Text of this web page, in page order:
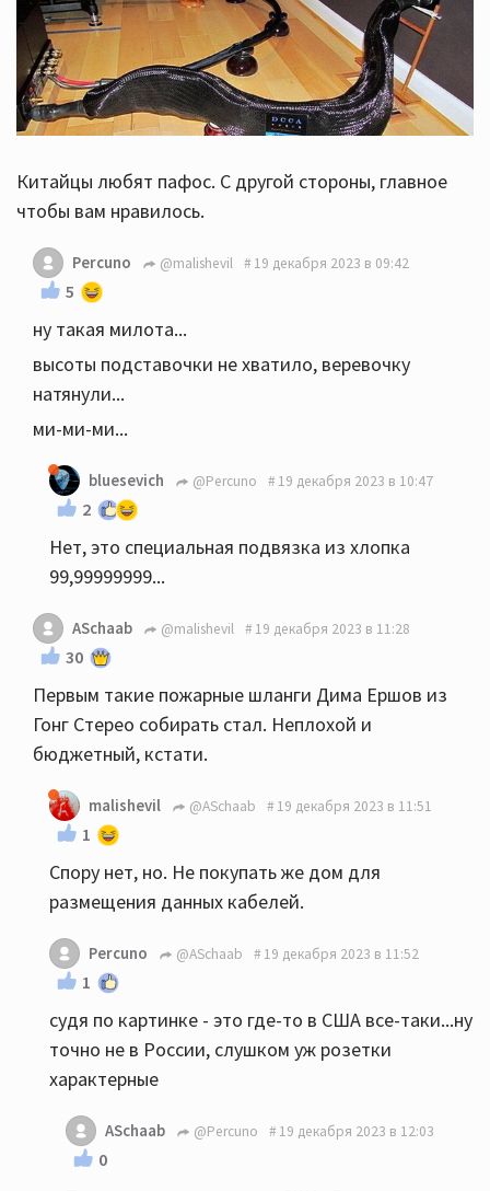
Китайцы любят пафос. С другой стороны, главное
чтобы вам нравилось.
Percuno @malishevil 19 декабря 2023 в 09:42
5
ну такая милота...
высоты подставочки не хватило, веревочку
натянули...
ми-ми-ми...
bluesevich @Percuno 19 декабря 2023 в 10:47
2
Нет, это специальная подвязка из хлопка
99,99999999...
ASchaab @malishevil 19 декабря 2023 в 11:28
30
Первым такие пожарные шланги Дима Ершов из
Гонг Стерео собирать стал. Неплохой и
бюджетный, кстати.
malishevil @ASchaab 19 декабря 2023 в 11:51
1
Спору нет, но. Не покупать же дом для
размещения данных кабелей.
Percuno @ASchaab 19 декабря 2023 в 11:52
1
судя по картинке - это где-то в США все-таки...ну
точно не в России, слушком уж розетки
характерные
ASchaab @Percuno 19 декабря 2023 в 12:03
0